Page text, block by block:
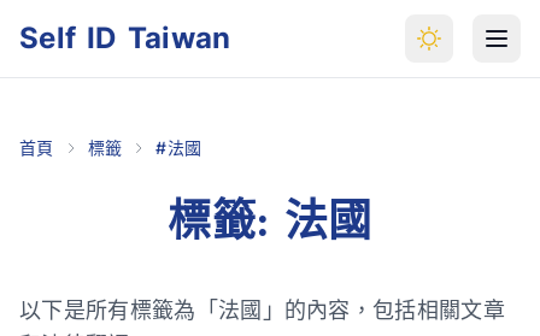
Self ID Taiwan
首頁 標籤 #法國
標籤: 法國
以下是所有標籤為「法國」的內容，包括相關文章